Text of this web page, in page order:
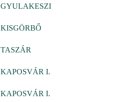
GYULAKESZI
KISGÖRBŐ
TASZÁR
KAPOSVÁR I.
KAPOSVÁR I.